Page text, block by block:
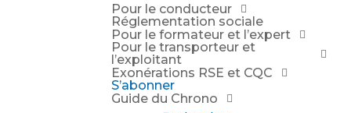
Pour le conducteur
Réglementation sociale
Pour le formateur et l’expert
Pour le transporteur et
l’exploitant
Exonérations RSE et CQC
S’abonner
Guide du Chrono